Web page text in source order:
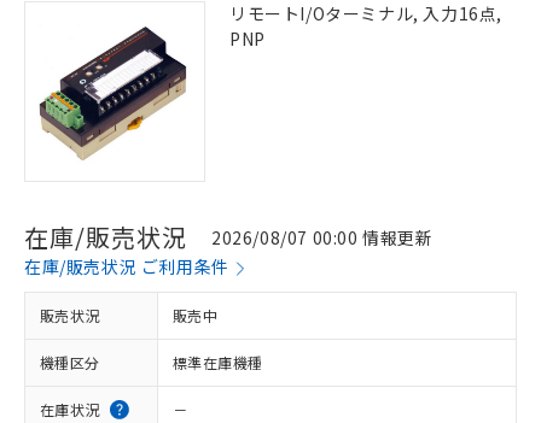
リモートI/Oターミナル, 入力16点,
PNP
在庫/販売状況
2026/08/07 00:00 情報更新
在庫/販売状況 ご利用条件
販売状況 販売中
機種区分 標準在庫機種
在庫状況 －